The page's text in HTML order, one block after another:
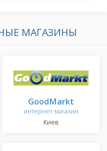
МАГАЗИНЫ
GoodMarkt
интернет-магазин
Киев